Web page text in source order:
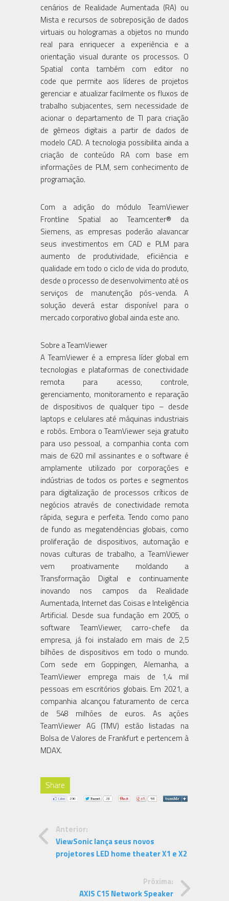
cenários de Realidade Aumentada (RA) ou
Mista e recursos de sobreposição de dados
virtuais ou hologramas a objetos no mundo
real para enriquecer a experiência e a
orientação visual durante os processos. O
Spatial conta também com editor no
code que permite aos líderes de projetos
gerenciar e atualizar facilmente os fluxos de
trabalho subjacentes, sem necessidade de
acionar o departamento de TI para criação
de gêmeos digitais a partir de dados de
modelo CAD. A tecnologia possibilita ainda a
criação de conteúdo RA com base em
informações de PLM, sem conhecimento de
programação.
Com a adição do módulo TeamViewer
Frontline Spatial ao Teamcenter® da
Siemens, as empresas poderão alavancar
seus investimentos em CAD e PLM para
aumento de produtividade, eficiência e
qualidade em todo o ciclo de vida do produto,
desde o processo de desenvolvimento até os
serviços de manutenção pós-venda. A
solução deverá estar disponível para o
mercado corporativo global ainda este ano.
Sobre a TeamViewer
A TeamViewer é a empresa líder global em
tecnologias e plataformas de conectividade
remota para acesso, controle,
gerenciamento, monitoramento e reparação
de dispositivos de qualquer tipo – desde
laptops e celulares até máquinas industriais
e robôs. Embora o TeamViewer seja gratuito
para uso pessoal, a companhia conta com
mais de 620 mil assinantes e o software é
amplamente utilizado por corporações e
indústrias de todos os portes e segmentos
para digitalização de processos críticos de
negócios através de conectividade remota
rápida, segura e perfeita. Tendo como pano
de fundo as megatendências globais, como
proliferação de dispositivos, automação e
novas culturas de trabalho, a TeamViewer
vem proativamente moldando a
Transformação Digital e continuamente
inovando nos campos da Realidade
Aumentada, Internet das Coisas e Inteligência
Artificial. Desde sua fundação em 2005, o
software TeamViewer, carro-chefe da
empresa, já foi instalado em mais de 2,5
bilhões de dispositivos em todo o mundo.
Com sede em Goppingen, Alemanha, a
TeamViewer emprega mais de 1,4 mil
pessoas em escritórios globais. Em 2021, a
companhia alcançou faturamento de cerca
de 548 milhões de euros. As ações
TeamViewer AG (TMV) estão listadas na
Bolsa de Valores de Frankfurt e pertencem à
MDAX.
Share
Anterior:
ViewSonic lança seus novos
projetores LED home theater X1 e X2
Próxima:
AXIS C15 Network Speaker